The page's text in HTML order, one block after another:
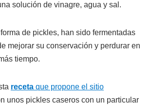
solución de vinagre, agua y sal.
de pickles, han sido fermentadas
mejorar su conservación y perdurar en
tiempo.
receta que propone el sitio
unos pickles caseros con un particular